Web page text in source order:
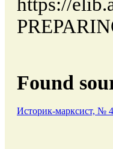
https://
Found
Историк-марксист, №